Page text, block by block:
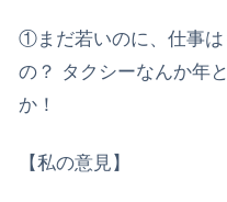
①まだ若いのに、仕事は
の？ タクシーなんか年
か！
【私の意見】